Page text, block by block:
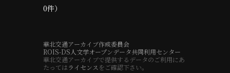
0件）
華北交通アーカイブ作成委員会
ROIS-DS人文学オープンデータ共同利用センター
華北交通アーカイブで提供するデータのご利用にあ
たってはライセンス をご確認下さい。